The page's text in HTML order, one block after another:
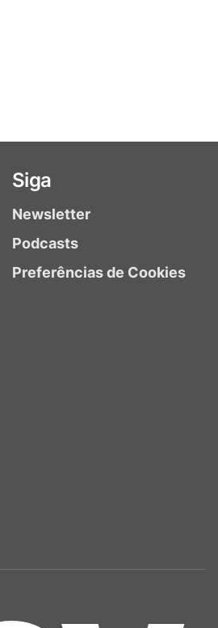
Siga
Newsletter
Podcasts
Preferências de Cookies